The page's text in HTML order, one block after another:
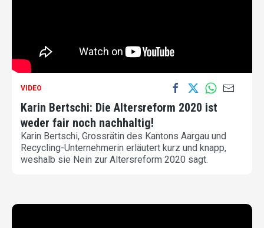
VIDEO
Karin Bertschi: Die Altersreform 2020 ist
weder fair noch nachhaltig!
Karin Bertschi, Grossrätin des Kantons Aargau und
Recycling-Unternehmerin erläutert kurz und knapp,
weshalb sie Nein zur Altersreform 2020 sagt.